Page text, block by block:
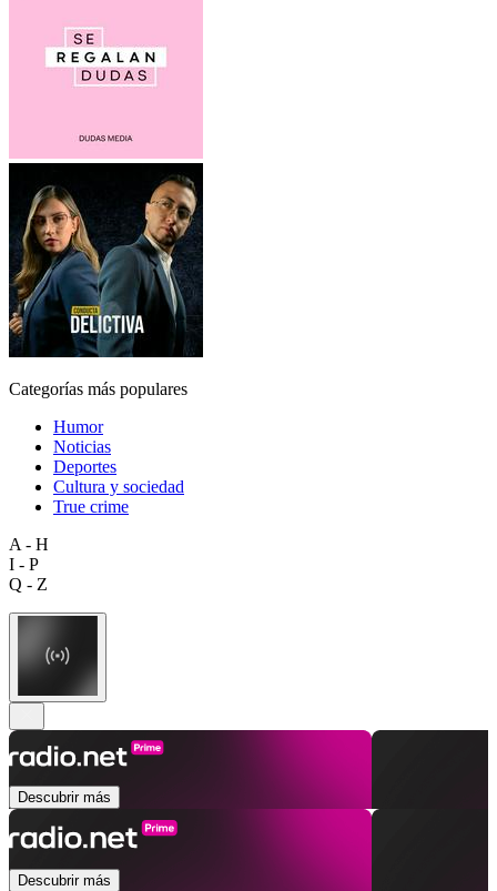
Categorías más populares
Humor
Noticias
Deportes
Cultura y sociedad
True crime
A - H
I - P
Q - Z
Descubrir más
Descubrir más